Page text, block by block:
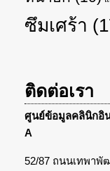
ซึมเศร้า
ติดต่อเรา
ศูนย์ข้อมูลคลินิกอิน
A
52/87 ถนนเทพาพั